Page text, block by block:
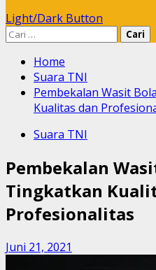
Light/Dark Button
Cari
Home
Suara TNI
Pembekalan Wasit
Kualitas dan
Suara TNI
Pembekalan
Tingkatkan
Profesionalitas
Juni 21, 2021